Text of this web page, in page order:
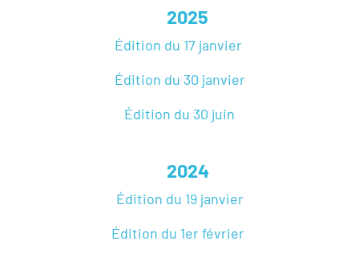
2025
Édition du 17 janvier
Édition du 30 janvier
Édition du 30 juin
2024
Édition du 19 janvier
Édition du 1er février